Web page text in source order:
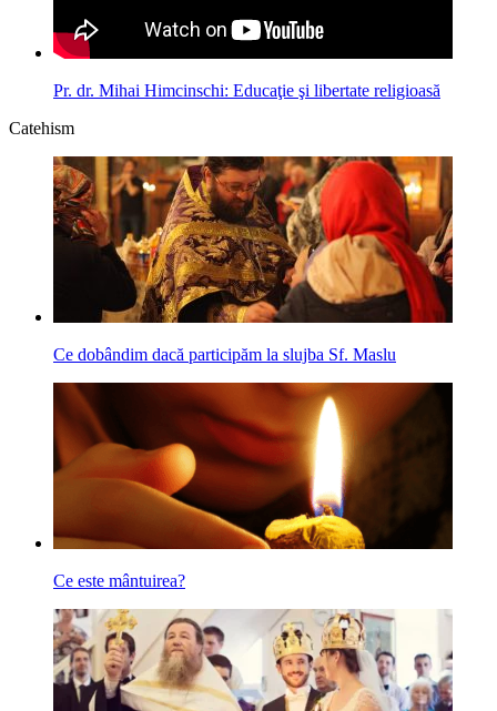
Pr. dr. Mihai Himcinschi: Educaţie şi libertate religioasă
Catehism
Ce dobândim dacă participăm la slujba Sf. Maslu
Ce este mântuirea?